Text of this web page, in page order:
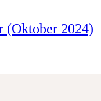
(Oktober 2024)